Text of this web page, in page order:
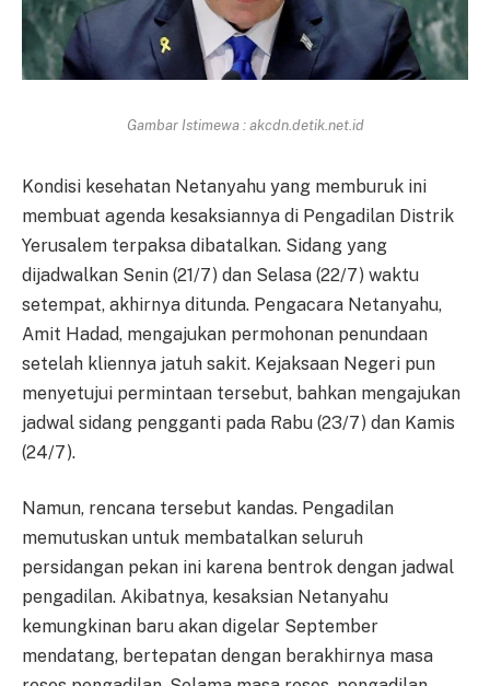
Gambar Istimewa : akcdn.detik.net.id
Kondisi kesehatan Netanyahu yang memburuk ini
membuat agenda kesaksiannya di Pengadilan Distrik
Yerusalem terpaksa dibatalkan. Sidang yang
dijadwalkan Senin (21/7) dan Selasa (22/7) waktu
setempat, akhirnya ditunda. Pengacara Netanyahu,
Amit Hadad, mengajukan permohonan penundaan
setelah kliennya jatuh sakit. Kejaksaan Negeri pun
menyetujui permintaan tersebut, bahkan mengajukan
jadwal sidang pengganti pada Rabu (23/7) dan Kamis
(24/7).
Namun, rencana tersebut kandas. Pengadilan
memutuskan untuk membatalkan seluruh
persidangan pekan ini karena bentrok dengan jadwal
pengadilan. Akibatnya, kesaksian Netanyahu
kemungkinan baru akan digelar September
mendatang, bertepatan dengan berakhirnya masa